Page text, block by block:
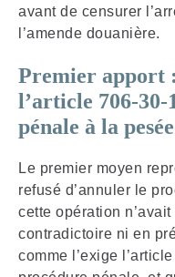
avant de censurer
l’amende douanière.
Premier apport
l’article 706-30-
pénale à la
Le premier moyen
refusé d’annuler le
cette opération
contradictoire ni en
comme l’exige